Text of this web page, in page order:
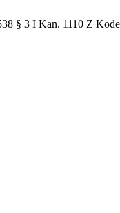
§ 3 I Kan. 1110 Z